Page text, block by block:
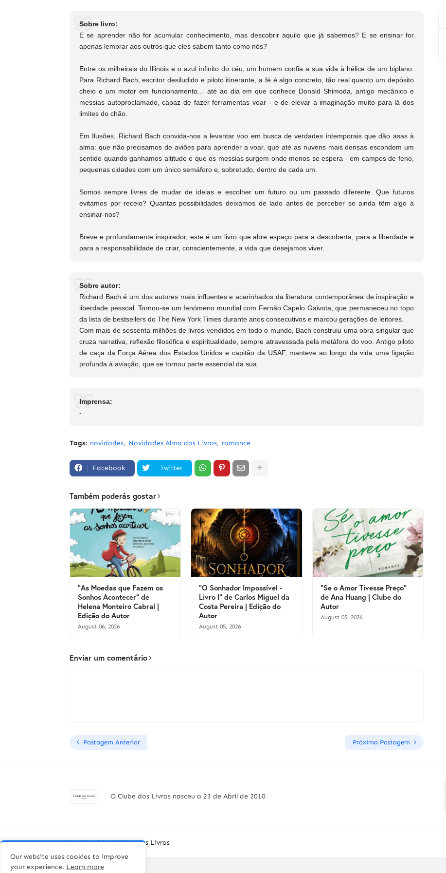
Sobre livro:
E se aprender não for acumular conhecimento, mas descobrir aquilo que já sabemos? E se ensinar for
apenas lembrar aos outros que eles sabem tanto como nós?
Entre os milheirais do Illinois e o azul infinito do céu, um homem confia a sua vida à hélice de um biplano.
Para Richard Bach, escritor desiludido e piloto itinerante, a fé é algo concreto, tão real quanto um depósito
cheio e um motor em funcionamento… até ao dia em que conhece Donald Shimoda, antigo mecânico e
messias autoproclamado, capaz de fazer ferramentas voar - e de elevar a imaginação muito para lá dos
limites do chão.
Em Ilusões, Richard Bach convida-nos a levantar voo em busca de verdades intemporais que dão asas à
alma: que não precisamos de aviões para aprender a voar, que até as nuvens mais densas escondem um
sentido quando ganhamos altitude e que os messias surgem onde menos se espera - em campos de feno,
pequenas cidades com um único semáforo e, sobretudo, dentro de cada um.
Somos sempre livres de mudar de ideias e escolher um futuro ou um passado diferente. Que futuros
evitamos por receio? Quantas possibilidades deixamos de lado antes de perceber se ainda têm algo a
ensinar-nos?
Breve e profundamente inspirador, este é um livro que abre espaço para a descoberta, para a liberdade e
para a responsabilidade de criar, conscientemente, a vida que desejamos viver.
Sobre autor:
Richard Bach é um dos autores mais influentes e acarinhados da literatura contemporânea de inspiração e
liberdade pessoal. Tornou-se um fenómeno mundial com Fernão Capelo Gaivota, que permaneceu no topo
da lista de bestsellers do The New York Times durante anos consecutivos e marcou gerações de leitores.
Com mais de sessenta milhões de livros vendidos em todo o mundo, Bach construiu uma obra singular que
cruza narrativa, reflexão filosófica e espiritualidade, sempre atravessada pela metáfora do voo. Antigo piloto
de caça da Força Aérea dos Estados Unidos e capitão da USAF, manteve ao longo da vida uma ligação
profunda à aviação, que se tornou parte essencial da sua
Imprensa:
-
Tags: novidades Novidades Alma dos Livros romance
Facebook Twitter
Também poderás gostar
"As Moedas que Fazem os
Sonhos Acontecer" de
Helena Monteiro Cabral |
Edição do Autor
August 06, 2026
"O Sonhador Impossível -
Livro I" de Carlos Miguel da
Costa Pereira | Edição do
Autor
August 05, 2026
"Se o Amor Tivesse Preço"
de Ana Huang | Clube do
Autor
August 05, 2026
Enviar um comentário
Postagem Anterior Próxima Postagem
O Clube dos Livros nasceu a 23 de Abril de 2010
Designed By -Clube dos Livros
Our website uses cookies to improve
your experience. Learn more